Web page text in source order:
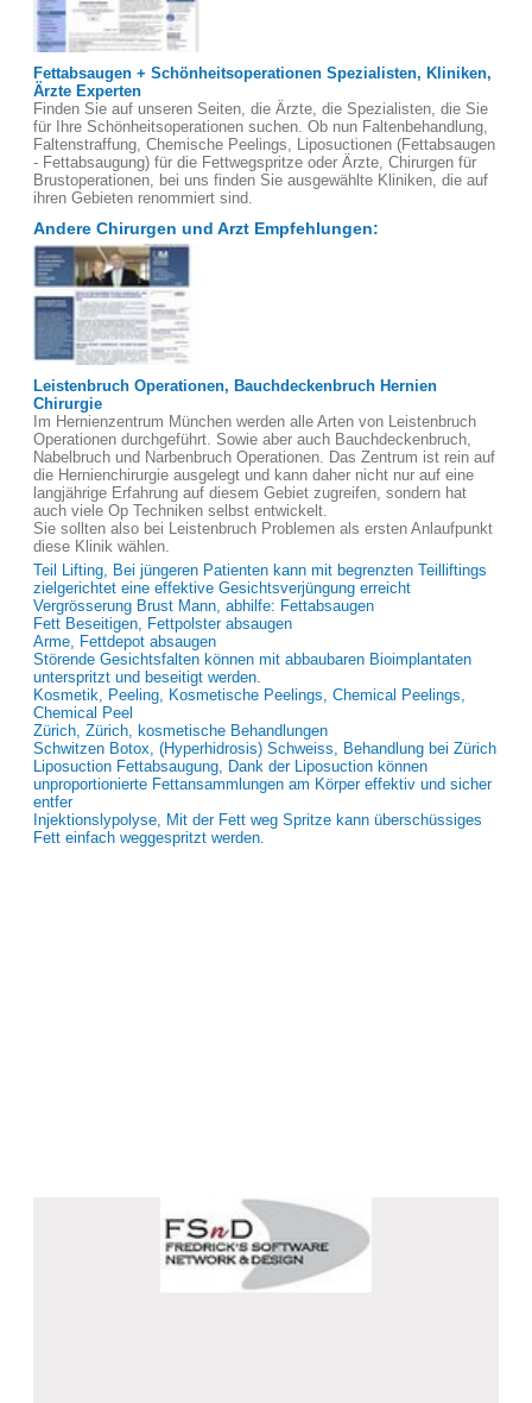
Fettabsaugen + Schönheitsoperationen Spezialisten, Kliniken,
Ärzte Experten
Finden Sie auf unseren Seiten, die Ärzte, die Spezialisten, die Sie
für Ihre Schönheitsoperationen suchen. Ob nun Faltenbehandlung,
Faltenstraffung, Chemische Peelings, Liposuctionen (Fettabsaugen
- Fettabsaugung) für die Fettwegspritze oder Ärzte, Chirurgen für
Brustoperationen, bei uns finden Sie ausgewählte Kliniken, die auf
ihren Gebieten renommiert sind.
Andere Chirurgen und Arzt Empfehlungen:
Leistenbruch Operationen, Bauchdeckenbruch Hernien
Chirurgie
Im Hernienzentrum München werden alle Arten von Leistenbruch
Operationen durchgeführt. Sowie aber auch Bauchdeckenbruch,
Nabelbruch und Narbenbruch Operationen. Das Zentrum ist rein auf
die Hernienchirurgie ausgelegt und kann daher nicht nur auf eine
langjährige Erfahrung auf diesem Gebiet zugreifen, sondern hat
auch viele Op Techniken selbst entwickelt.
Sie sollten also bei Leistenbruch Problemen als ersten Anlaufpunkt
diese Klinik wählen.
Teil Lifting, Bei jüngeren Patienten kann mit begrenzten Teilliftings
zielgerichtet eine effektive Gesichtsverjüngung erreicht
Vergrösserung Brust Mann, abhilfe: Fettabsaugen
Fett Beseitigen, Fettpolster absaugen
Arme, Fettdepot absaugen
Störende Gesichtsfalten können mit abbaubaren Bioimplantaten
unterspritzt und beseitigt werden.
Kosmetik, Peeling, Kosmetische Peelings, Chemical Peelings,
Chemical Peel
Zürich, Zürich, kosmetische Behandlungen
Schwitzen Botox, (Hyperhidrosis) Schweiss, Behandlung bei Zürich
Liposuction Fettabsaugung, Dank der Liposuction können
unproportionierte Fettansammlungen am Körper effektiv und sicher
entfer
Injektionslypolyse, Mit der Fett weg Spritze kann überschüssiges
Fett einfach weggespritzt werden.